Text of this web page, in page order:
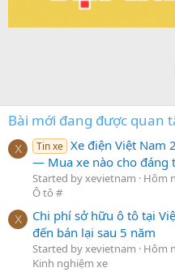
Bài mới đang được quan
X Tin xe Xe điện Việt Nam
— Mua xe nào cho đáng
Started by xevietnam Hôm
Ô tô #
X
Chi phí sở hữu ô tô tại
đến bán lại sau 5 năm
Started by xevietnam Hôm
Kinh nghiệm xe